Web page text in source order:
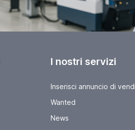
I nostri servizi
Inserisci annuncio di
Wanted
News